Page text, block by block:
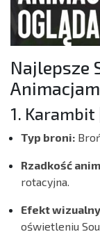
Najlepsze
1. Karambit
Typ broni:
Rzadkość
rotacyjna.
Efekt
oświetleniu